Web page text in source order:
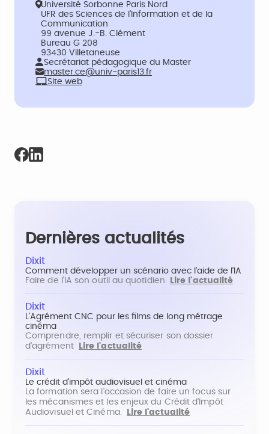
Université Sorbonne Paris Nord
UFR des Sciences de l'Information et de la
Communication
99 avenue J.-B. Clément
Bureau G 208
93430 Villetaneuse
Secrétariat pédagogique du Master
master.ce@univ-paris13.fr
Site web
Dernières actualités
Dixit
Comment développer un scénario avec l'aide de l'IA
Faire de l'IA son outil au quotidien
Lire l'actualité
Dixit
L'Agrément CNC pour les films de long métrage
cinéma
Comprendre, remplir et sécuriser son dossier
d'agrément
Lire l'actualité
Dixit
Le crédit d'impôt audiovisuel et cinéma
La formation sera l'occasion de faire un focus sur
les mécanismes et les enjeux du Crédit d'Impôt
Audiovisuel et Cinéma.
Lire l'actualité